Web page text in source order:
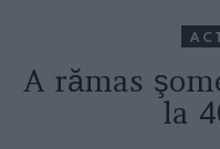
A rămas
la